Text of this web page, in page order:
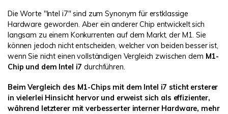
wiederherstellen
Kostenlos Testen
Recoverit kostenlos
Verlorene/gel?schte Daten kostenlos
wiederherstellen
Datenverlust-Szenarien
ALLE FUNKTIONEN ENTDECKEN
Aktuelles Thema
search
Die Worte "Intel i7" sind zum Synonym für erstklassige
Hardware geworden. Aber ein anderer Chip entwickelt sich
langsam zu einem Konkurrenten auf dem Markt, der M1. Sie
können jedoch nicht entscheiden, welcher von beiden besser ist,
wenn Sie nicht einen vollständigen Vergleich zwischen dem M1-
Chip und dem Intel i7 durchführen.
Beim Vergleich des M1-Chips mit dem Intel i7 sticht ersterer
in vielerlei Hinsicht hervor und erweist sich als effizienter,
während letzterer mit verbesserter interner Hardware, mehr